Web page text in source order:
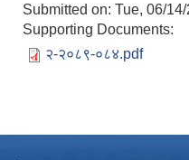
Submitted on: Tue, 06/
Supporting Documents:
२-२०८९-०८४.pdf